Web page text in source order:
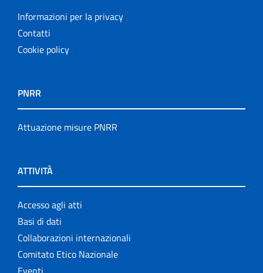
Informazioni per la privacy
Contatti
Cookie policy
PNRR
Attuazione misure PNRR
ATTIVITÀ
Accesso agli atti
Basi di dati
Collaborazioni internazionali
Comitato Etico Nazionale